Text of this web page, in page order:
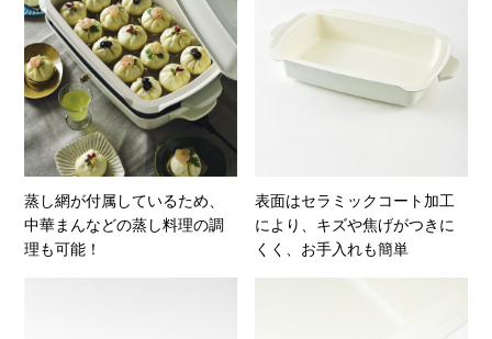
蒸し網が付属しているため、
中華まんなどの蒸し料理の調
理も可能！
表面はセラミックコート加工
により、キズや焦げがつきに
くく、お手入れも簡単